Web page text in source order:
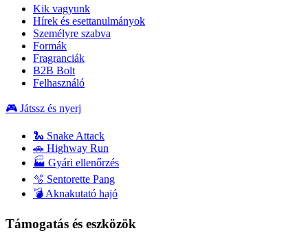
Kik vagyunk
Hírek és esettanulmányok
Személyre szabva
Formák
Fragranciák
B2B Bolt
Felhasználó
🎮 Játssz és nyerj
🐍 Snake Attack
🚗 Highway Run
🏭 Gyári ellenőrzés
🫧 Sentorette Pang
💣 Aknakutató hajó
Támogatás és eszközök